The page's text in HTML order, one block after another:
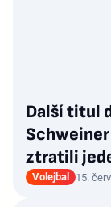
Další titul
ztratili
Volejbal 15.